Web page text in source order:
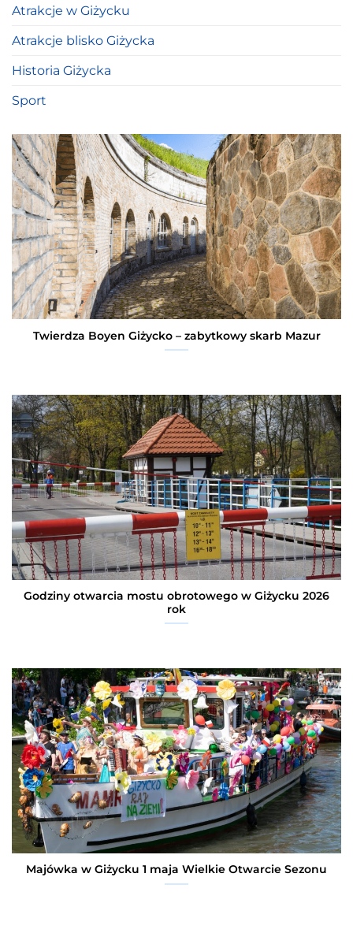
Atrakcje w Giżycku
Atrakcje blisko Giżycka
Historia Giżycka
Sport
Twierdza Boyen Giżycko – zabytkowy skarb Mazur
Godziny otwarcia mostu obrotowego w Giżycku 2026
rok
Majówka w Giżycku 1 maja Wielkie Otwarcie Sezonu